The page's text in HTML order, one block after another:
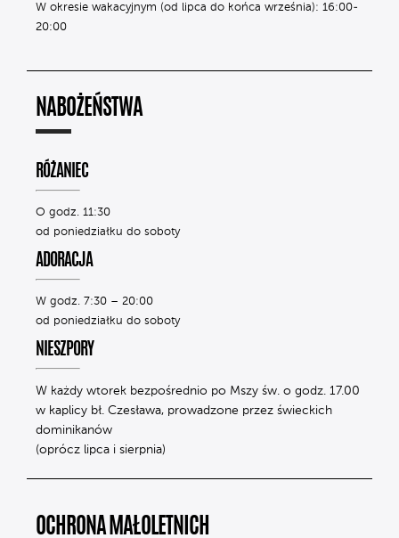
W okresie wakacyjnym (od lipca do końca września): 16:00-
20:00
NABOŻEŃSTWA
RÓŻANIEC
O godz. 11:30
od poniedziałku do soboty
ADORACJA
W godz. 7:30 – 20:00
od poniedziałku do soboty
NIESZPORY
W każdy wtorek bezpośrednio po Mszy św. o godz. 17.00
w kaplicy bł. Czesława, prowadzone przez świeckich
dominikanów
(oprócz lipca i sierpnia)
OCHRONA MAŁOLETNICH